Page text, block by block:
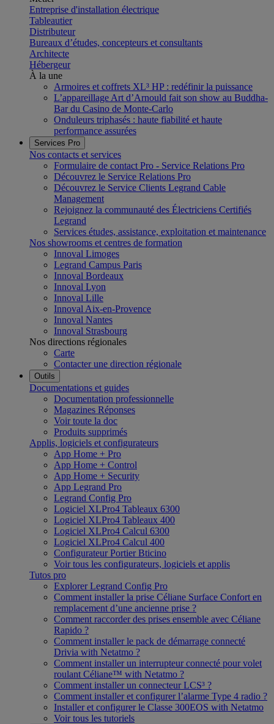
Entreprise d'installation électrique
Tableautier
Distributeur
Bureaux d’études, concepteurs et consultants
Architecte
Hébergeur
À la une
Armoires et coffrets XL³ HP : redéfinir la puissance
L’appareillage Art d’Arnould fait son show au Buddha-
Bar du Casino de Monte-Carlo
Onduleurs triphasés : haute fiabilité et haute
performance assurées
Services Pro
Nos contacts et services
Formulaire de contact Pro - Service Relations Pro
Découvrez le Service Relations Pro
Découvrez le Service Clients Legrand Cable
Management
Rejoignez la communauté des Électriciens Certifiés
Legrand
Services études, assistance, exploitation et maintenance
Nos showrooms et centres de formation
Innoval Limoges
Legrand Campus Paris
Innoval Bordeaux
Innoval Lyon
Innoval Lille
Innoval Aix-en-Provence
Innoval Nantes
Innoval Strasbourg
Nos directions régionales
Carte
Contacter une direction régionale
Outils
Documentations et guides
Documentation professionnelle
Magazines Réponses
Voir toute la doc
Produits supprimés
Applis, logiciels et configurateurs
App Home + Pro
App Home + Control
App Home + Security
App Legrand Pro
Legrand Config Pro
Logiciel XLPro4 Tableaux 6300
Logiciel XLPro4 Tableaux 400
Logiciel XLPro4 Calcul 6300
Logiciel XLPro4 Calcul 400
Configurateur Portier Bticino
Voir tous les configurateurs, logiciels et applis
Tutos pro
Explorer Legrand Config Pro
Comment installer la prise Céliane Surface Confort en
remplacement d’une ancienne prise ?
Comment raccorder des prises ensemble avec Céliane
Rapido ?
Comment installer le pack de démarrage connecté
Drivia with Netatmo ?
Comment installer un interrupteur connecté pour volet
roulant Céliane™ with Netatmo ?
Comment installer un connecteur LCS³ ?
Comment installer et configurer l’alarme Type 4 radio ?
Installer et configurer le Classe 300EOS with Netatmo
Voir tous les tutoriels